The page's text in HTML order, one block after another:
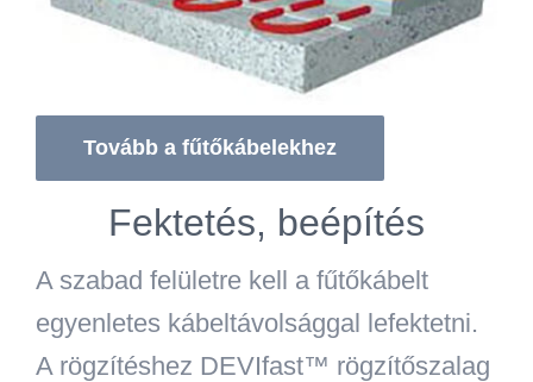
Tovább a fűtőkábelekhez
Fektetés, beépítés
A szabad felületre kell a fűtőkábelt
egyenletes kábeltávolsággal lefektetni.
A rögzítéshez DEVIfast™ rögzítőszalag